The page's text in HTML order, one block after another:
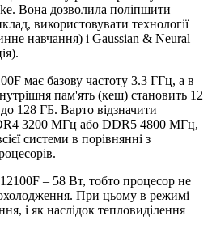
Вона дозволила поліпшити
використовувати технології
навчання) і Gaussian & Neural
має базову частоту 3.3 ГГц, а в
пам'ять (кеш) становить 12
128 ГБ. Варто відзначити
3200 МГц або DDR5 4800 МГц,
системи в порівнянні з
– 58 Вт, тобто процесор не
При цьому в режимі
і як наслідок тепловиділення